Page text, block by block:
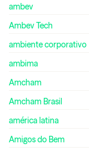
ambev
Ambev Tech
ambiente corporativo
ambima
Amcham
Amcham Brasil
américa latina
Amigos do Bem